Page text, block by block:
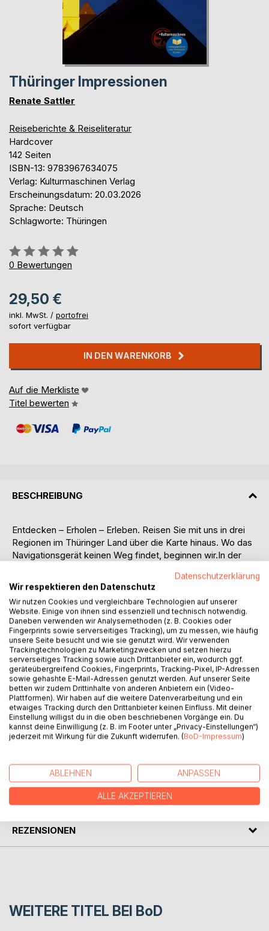
Thüringer Impressionen
Renate Sattler
Reiseberichte & Reiseliteratur
Hardcover
142 Seiten
ISBN-13: 9783967634075
Verlag: Kulturmaschinen Verlag
Erscheinungsdatum: 20.03.2026
Sprache: Deutsch
Schlagworte: Thüringen
Bewertung::
0%
0 Bewertungen
29,50 €
inkl. MwSt. / portofrei
sofort verfügbar
IN DEN WARENKORB
Auf die Merkliste
Titel bewerten
BESCHREIBUNG
Entdecken – Erholen – Erleben. Reisen Sie mit uns in drei
Regionen im Thüringer Land über die Karte hinaus. Wo das
Navigationsgerät keinen Weg findet, beginnen wir.In der
Orten begriffen, an denen sie geschehen ist. Kunstwerke
haben wir uns ganz persönlich angeeignet. Jenseits
touristischer Wege tauchten wir in Erinnerung und
verweilten, wo die Nachwendezeit Narben hinterlassen hat.
Wir spürten Veränderung nach und hörten Menschen zu,
die wir gezielt angesprochen oder zufällig getroffen haben.
Entstanden ist ein Gesellschaftsmosaik aus
Momentaufnahmen, Eindrücken und Episoden.Der
Siedlungsplatz des Urmenschen in Bilzingsleben lockte uns
ebenso an wie die Germanenburg in Westgreußen, das
Opfermoor in Niederdorla und das Königsland von Tilleda
bis Memleben. An Bauernkriegsorten haben wir neue
Sichten gewonnen.
AUTOR/IN
REZENSIONEN
WEITERE TITEL BEI BoD
Datenschutzerklärung
Wir respektieren den Datenschutz
Wir nutzen Cookies und vergleichbare Technologien auf unserer
Website. Einige von ihnen sind essenziell und technisch notwendig.
Daneben verwenden wir Analysemethoden (z. B. Cookies oder
Fingerprints sowie serverseitiges Tracking), um zu messen, wie häufig
unsere Seite besucht und wie sie genutzt wird. Wir verwenden
Trackingtechnologien zu Marketingzwecken und setzen hierzu
serverseitiges Tracking sowie auch Drittanbieter ein, wodurch ggf.
geräteübergreifend Cookies, Fingerprints, Tracking-Pixel, IP-Adressen
sowie gehashte E-Mail-Adressen genutzt werden. Auf unserer Seite
betten wir zudem Drittinhalte von anderen Anbietern ein (Video-
Plattformen). Wir haben auf die weitere Datenverarbeitung und ein
etwaiges Tracking durch den Drittanbieter keinen Einfluss. Mit deiner
Einstellung willigst du in die oben beschriebenen Vorgänge ein. Du
kannst deine Einwilligung (z. B. im Footer unter „Privacy-Einstellungen“)
jederzeit mit Wirkung für die Zukunft widerrufen. (BoD-Impressum)
ABLEHNEN ANPASSEN
ALLE AKZEPTIEREN